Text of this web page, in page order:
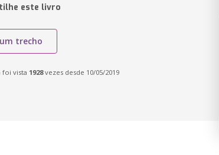
este livro
trecho
foi vista 1928vezes desde 10/05/2019